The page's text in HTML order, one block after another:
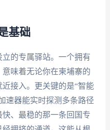
基础
的专属驿站。一个拥有
味着无论你在柬埔寨的
接入。更关键的是“智能
速器能实时探测多条路径
、最稳的那一条回国专